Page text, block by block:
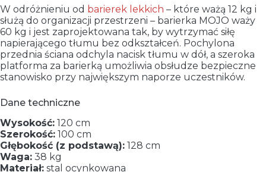
W odróżnieniu od barierek lekkich – które ważą 12 kg i
służą do organizacji przestrzeni – barierka MOJO waży
60 kg i jest zaprojektowana tak, by wytrzymać siłę
napierającego tłumu bez odkształceń. Pochylona
przednia ściana odchyla nacisk tłumu w dół, a szeroka
platforma za barierką umożliwia obsłudze bezpieczne
stanowisko przy największym naporze uczestników.
Dane techniczne
Wysokość: 120 cm
Szerokość: 100 cm
Głębokość (z podstawą): 128 cm
Waga: 38 kg
Materiał: stal ocynkowana